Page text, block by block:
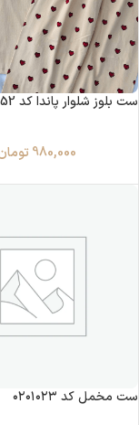
ست بلوز شلوار پاندا کد 0201052
980,000
ست مخمل کد ۰۲۰۱۰۲۳